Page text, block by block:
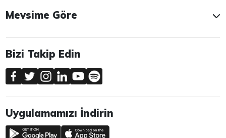
Mevsime Göre
Bizi Takip Edin
Uygulamamızı İndirin